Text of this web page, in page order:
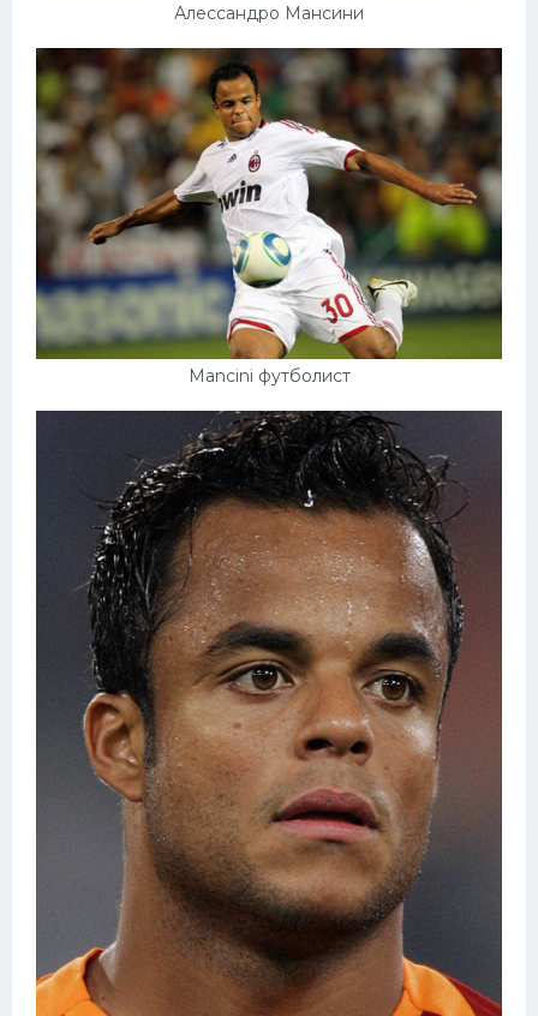
Алессандро Мансини
Mancini футболист